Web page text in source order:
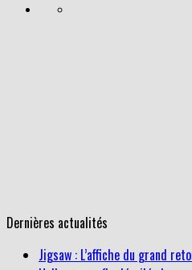
Dernières actualités
Halloween enfin dévoilée !